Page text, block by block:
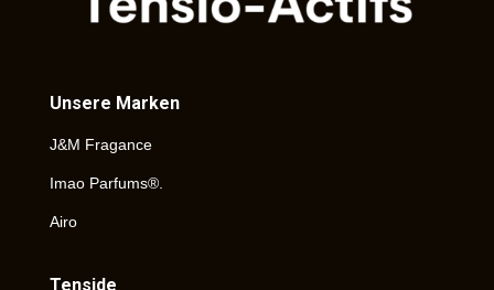
Unsere Marken
J&M Fragance
Imao Parfums®.
Airo
Tenside